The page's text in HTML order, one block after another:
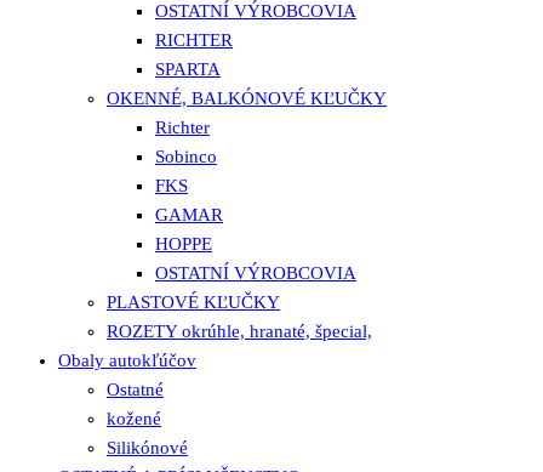
OSTATNÍ VÝROBCOVIA
RICHTER
SPARTA
OKENNÉ, BALKÓNOVÉ KĽUČKY
Richter
Sobinco
FKS
GAMAR
HOPPE
OSTATNÍ VÝROBCOVIA
PLASTOVÉ KĽUČKY
ROZETY okrúhle, hranaté, špecial,
Obaly autokľúčov
Ostatné
kožené
Silikónové